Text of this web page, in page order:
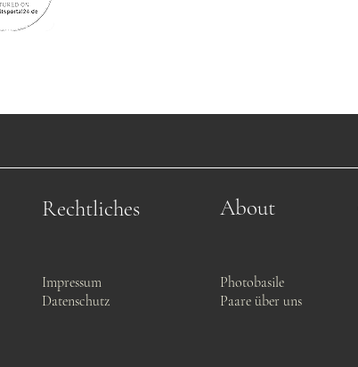
Rechtliches About
Impressum
Datenschutz
Photobasile
Paare über uns